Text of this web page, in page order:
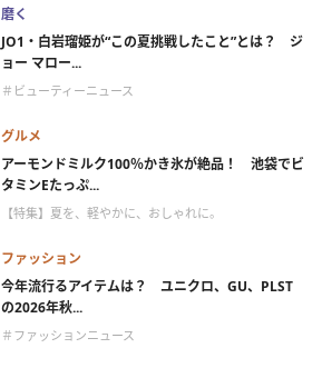
磨く
JO1・白岩瑠姫が“この夏挑戦したこと”とは？ ジ
ョー マロー...
＃ビューティーニュース
グルメ
アーモンドミルク100％かき氷が絶品！ 池袋でビ
タミンEたっぷ...
【特集】夏を、軽やかに、おしゃれに。
ファッション
今年流行るアイテムは？ ユニクロ、GU、PLST
の2026年秋...
＃ファッションニュース